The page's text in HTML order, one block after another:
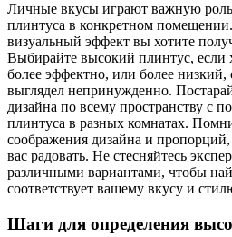
Личные вкусы играют важную
плинтуса в конкретном
визуальный эффект вы хотите
Выбирайте высокий плинтус, если
более эффектно, или более низкий,
выглядел непринужденно.
дизайна по всему пространству с
плинтуса в разных комнатах.
соображения дизайна и
вас радовать. Не стесняйтесь
различными вариантами, чтобы
соответствует вашему вкусу и
Шаги для определения